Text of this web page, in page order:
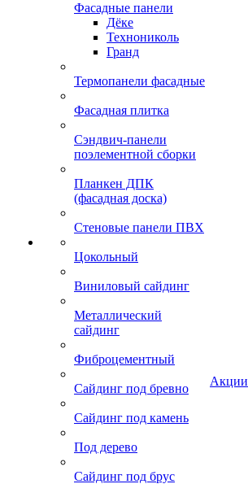
Фасадные панели
Дёке
Технониколь
Гранд
Термопанели фасадные
Фасадная плитка
Сэндвич-панели
поэлементной сборки
Планкен ДПК
(фасадная доска)
Стеновые панели ПВХ
Цокольный
Виниловый сайдинг
Металлический
сайдинг
Фиброцементный
Сайдинг под бревно
Сайдинг под камень
Под дерево
Сайдинг под брус
Акции